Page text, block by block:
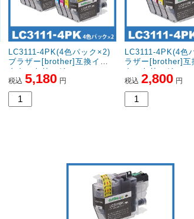
LC3111-4PK(4色パック×2)
ブラザー[brother]互換イン
クカートリッジ
税込 5,180 円
LC3111-4PK(4色
ラザー[brother]互
カートリッジ
税込 2,800 円